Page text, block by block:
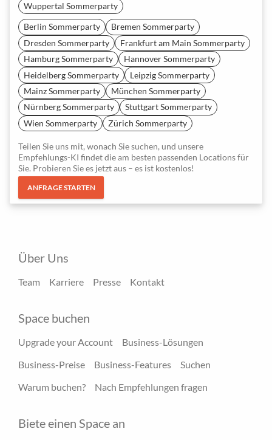
Wuppertal Sommerparty
Berlin Sommerparty
Bremen Sommerparty
Dresden Sommerparty
Frankfurt am Main Sommerparty
Hamburg Sommerparty
Hannover Sommerparty
Heidelberg Sommerparty
Leipzig Sommerparty
Mainz Sommerparty
München Sommerparty
Nürnberg Sommerparty
Stuttgart Sommerparty
Wien Sommerparty
Zürich Sommerparty
Teilen Sie uns mit, wonach Sie suchen, und unsere
Empfehlungs-KI findet die am besten passenden Locations für
Sie. Probieren Sie es jetzt aus – es ist kostenlos!
ANFRAGE STARTEN
Über Uns
Team Karriere Presse Kontakt
Space buchen
Upgrade your Account
Business-Lösungen
Business-Preise
Business-Features
Suchen
Warum buchen?
Nach Empfehlungen fragen
Biete einen Space an